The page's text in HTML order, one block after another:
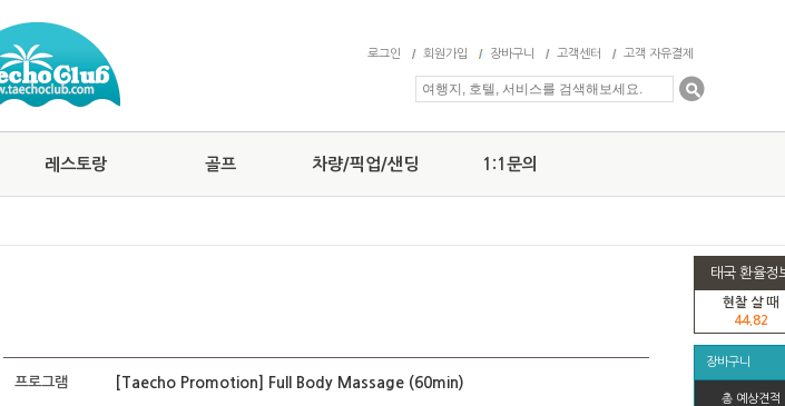
태국 환율정
현찰 살 때
44.82
장바구니
총 예상견적
로그인 회원가입 장바구니 고객센터 고객 자유결제
레스토랑 골프 차량/픽업/샌딩 1:1문의
프로그램 [Taecho Promotion] Full Body Massage (60min)